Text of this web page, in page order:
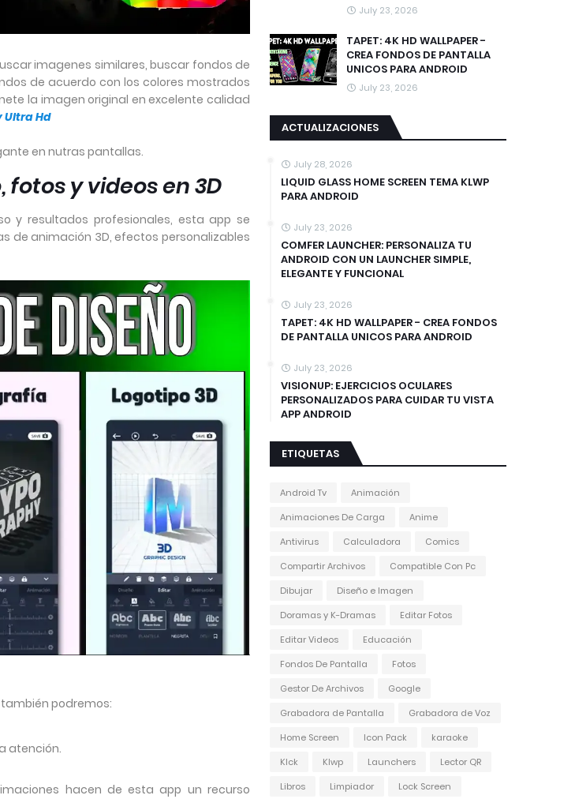
imagenes similares, buscar fondos de
de acuerdo con los colores mostrados
la imagen original en excelente calidad
Ultra Hd
en nutras pantallas.
fotos y videos en 3D
y resultados profesionales, esta app se
de animación 3D, efectos personalizables
podremos:
atención.
hacen de esta app un recurso
July 23, 2026
TAPET: 4K HD WALLPAPER -
CREA FONDOS DE PANTALLA
UNICOS PARA ANDROID
July 23, 2026
ACTUALIZACIONES
July 28, 2026
LIQUID GLASS HOME SCREEN TEMA KLWP
PARA ANDROID
July 23, 2026
COMFER LAUNCHER: PERSONALIZA TU
ANDROID CON UN LAUNCHER SIMPLE,
ELEGANTE Y FUNCIONAL
July 23, 2026
TAPET: 4K HD WALLPAPER - CREA FONDOS
DE PANTALLA UNICOS PARA ANDROID
July 23, 2026
VISIONUP: EJERCICIOS OCULARES
PERSONALIZADOS PARA CUIDAR TU VISTA
APP ANDROID
ETIQUETAS
Android Tv
Animación
Animaciones De Carga
Anime
Antivirus
Calculadora
Comics
Compartir Archivos
Compatible Con Pc
Dibujar
Diseño e Imagen
Doramas y K-Dramas
Editar Fotos
Editar Videos
Educación
Fondos De Pantalla
Fotos
Gestor De Archivos
Google
Grabadora de Pantalla
Grabadora de Voz
Home Screen
Icon Pack
karaoke
Klck
Klwp Launchers
Lector QR
Libros
Limpiador Lock Screen